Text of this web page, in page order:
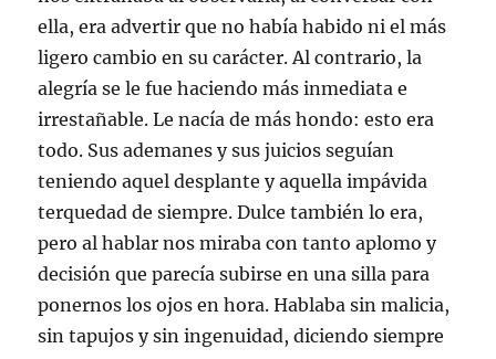
ella, era advertir que no había habido ni el más
ligero cambio en su carácter. Al contrario, la
alegría se le fue haciendo más inmediata e
irrestañable. Le nacía de más hondo: esto era
todo. Sus ademanes y sus juicios seguían
teniendo aquel desplante y aquella impávida
terquedad de siempre. Dulce también lo era,
pero al hablar nos miraba con tanto aplomo y
decisión que parecía subirse en una silla para
ponernos los ojos en hora. Hablaba sin malicia,
sin tapujos y sin ingenuidad, diciendo siempre